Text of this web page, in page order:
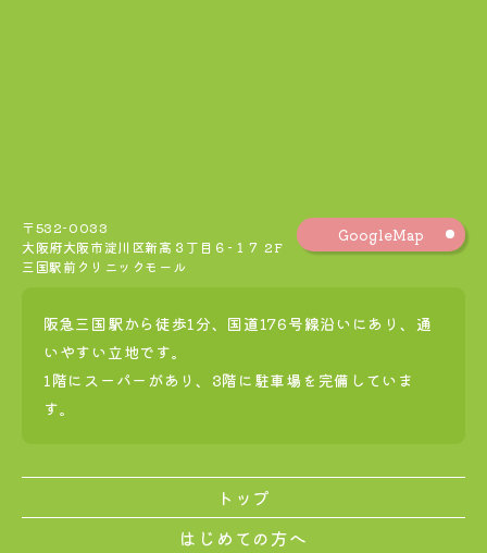
〒532-0033
大阪府大阪市淀川区新高３丁目６−１７ 2F
三国駅前クリニックモール
GoogleMap
阪急三国駅から徒歩1分、国道176号線沿いにあり、通
いやすい立地です。
1階にスーパーがあり、3階に駐車場を完備していま
す。
トップ
はじめての方へ